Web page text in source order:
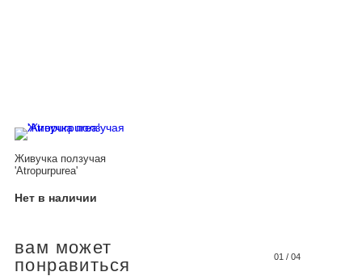
Живучка ползучая
'Atropurpurea'
Нет в наличии
вам может
понравиться
01 / 04